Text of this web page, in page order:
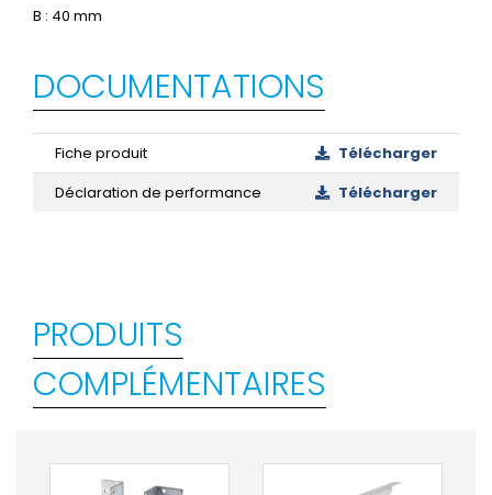
B : 40 mm
DOCUMENTATIONS
Fiche produit
Télécharger
Déclaration de performance
Télécharger
PRODUITS
COMPLÉMENTAIRES